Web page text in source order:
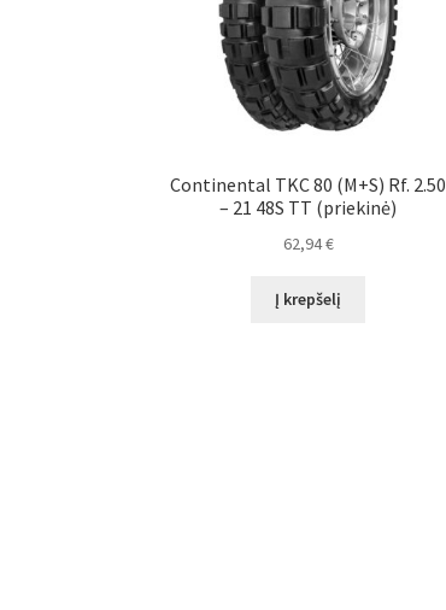
Continental TKC 80 (M+S) Rf. 2.50
– 21 48S TT (priekinė)
62,94€
Į krepšelį